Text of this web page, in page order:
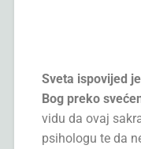
Sveta ispovijed
Bog preko
vidu da ovaj
psihologu te da